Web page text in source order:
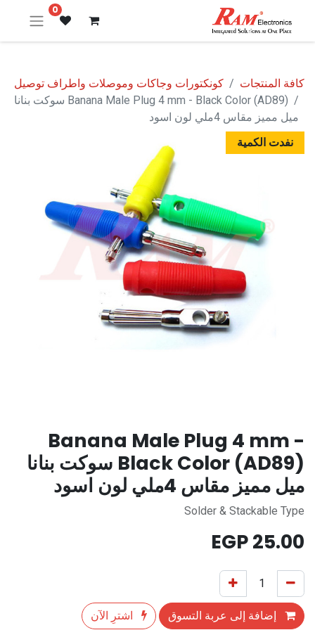
0
كافة المنتجات
كونكتورات وجاكات وموصلات واطراف توصيل
Banana Male Plug 4 mm - Black Color (AD89) سوكت بنانا
ميل مميز مقاس 4ملي لون اسود
نفدت الكمية
Banana Male Plug 4 mm -
Black Color (AD89) سوكت بنانا
ميل مميز مقاس 4ملي لون اسود
Solder & Stackable Type
25.00
إضافة إلى عربة التسوق اشترِ الآن